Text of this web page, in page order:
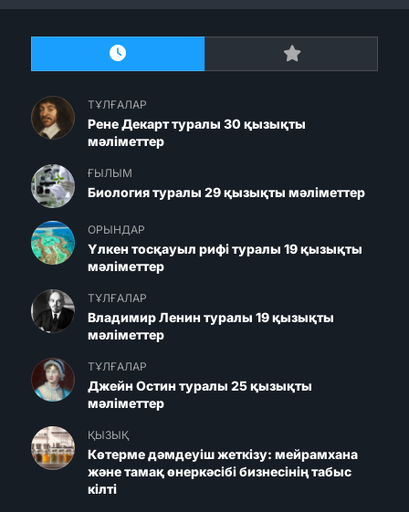
ТҰЛҒАЛАР
Рене Декарт туралы 30 қызықты
мәліметтер
ҒЫЛЫМ
Биология туралы 29 қызықты мәліметтер
ОРЫНДАР
Үлкен тосқауыл рифі туралы 19 қызықты
мәліметтер
ТҰЛҒАЛАР
Владимир Ленин туралы 19 қызықты
мәліметтер
ТҰЛҒАЛАР
Джейн Остин туралы 25 қызықты
мәліметтер
ҚЫЗЫҚ
Көтерме дәмдеуіш жеткізу: мейрамхана
және тамақ өнеркәсібі бизнесінің табыс
кілті